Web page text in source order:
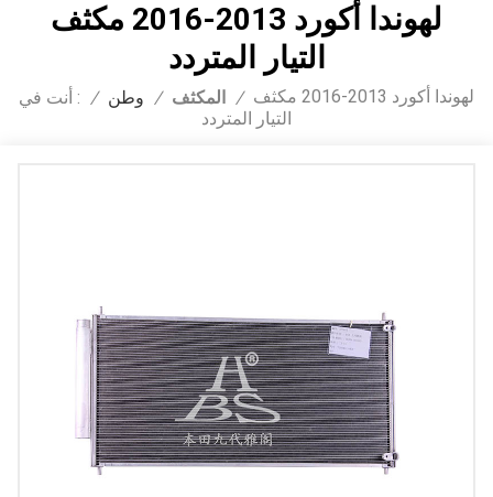
لهوندا أكورد 2013-2016 مكثف
التيار المتردد
أنت في : / وطن / المكثف / لهوندا أكورد 2013-2016 مكثف
التيار المتردد